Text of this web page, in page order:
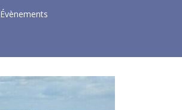
Évènements